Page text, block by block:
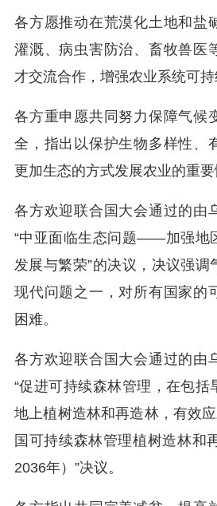
各方愿推动在荒漠化土地和盐
灌溉、病虫害防治、畜牧兽医
才交流合作，增强农业系统可持
各方重申愿共同努力保障气候
全，指出以保护生物多样性、
更加生态的方式发展农业的重要
各方欢迎联合国大会通过的由
“中亚面临生态问题——加强地
发展与繁荣”的决议，决议强调
现代问题之一，对所有国家的
困难。
各方欢迎联合国大会通过的由
“促进可持续森林管理，在包括
地上植树造林和再造林，有效
国可持续森林管理植树造林和
2036年）”决议。